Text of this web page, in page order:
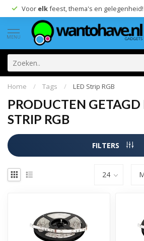
Voor elkfeest, thema's en gelegenheid!
MENU
Home / Tags / LED Strip RGB
PRODUCTEN
STRIP RGB
FILTERS